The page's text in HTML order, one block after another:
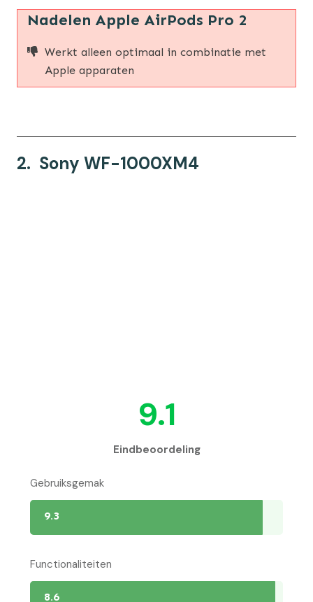
Nadelen Apple AirPods Pro 2
Werkt alleen optimaal in combinatie met
Apple apparaten
2. Sony WF-1000XM4
9.1
Eindbeoordeling
Gebruiksgemak
9.3
Functionaliteiten
8.6